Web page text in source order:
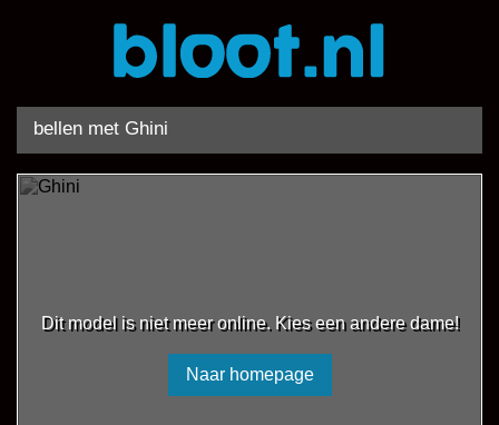
bellen met Ghini
Dit model is niet meer online. Kies een andere dame!
Naar homepage